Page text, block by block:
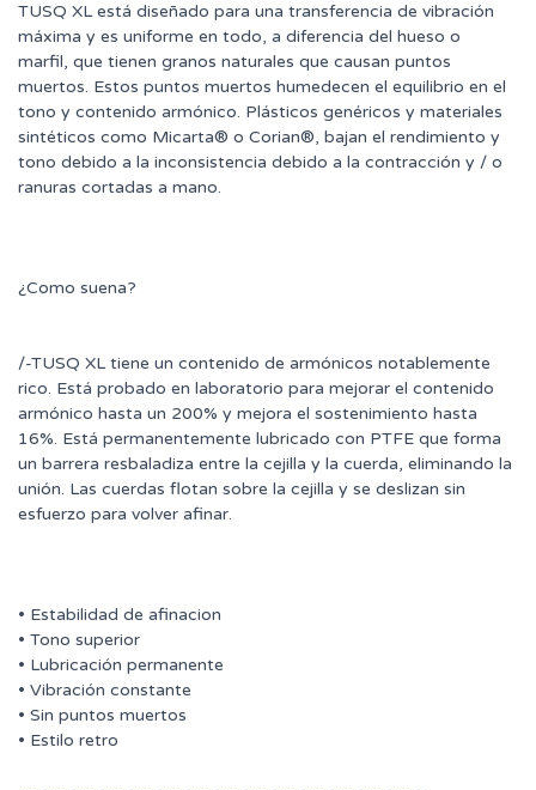
TUSQ XL está diseñado para una transferencia de vibración
máxima y es uniforme en todo, a diferencia del hueso o
marfil, que tienen granos naturales que causan puntos
muertos. Estos puntos muertos humedecen el equilibrio en el
tono y contenido armónico. Plásticos genéricos y materiales
sintéticos como Micarta® o Corian®, bajan el rendimiento y
tono debido a la inconsistencia debido a la contracción y / o
ranuras cortadas a mano.
¿Como suena?
/-TUSQ XL tiene un contenido de armónicos notablemente
rico. Está probado en laboratorio para mejorar el contenido
armónico hasta un 200% y mejora el sostenimiento hasta
16%. Está permanentemente lubricado con PTFE que forma
un barrera resbaladiza entre la cejilla y la cuerda, eliminando la
unión. Las cuerdas flotan sobre la cejilla y se deslizan sin
esfuerzo para volver afinar.
• Estabilidad de afinacion
• Tono superior
• Lubricación permanente
• Vibración constante
• Sin puntos muertos
• Estilo retro